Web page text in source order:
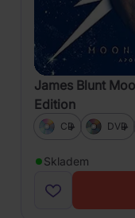
James Blunt
Edition
CD DVD
Skladem